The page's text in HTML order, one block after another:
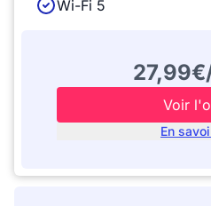
Wi-Fi 5
Voir
En